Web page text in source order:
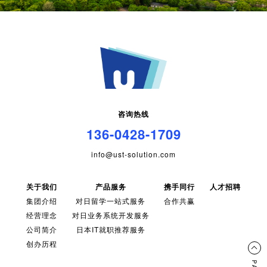
咨询热线
136-0428-1709
info@ust-solution.com
关于我们
集团介绍
经营理念
公司简介
创办历程
产品服务
对日留学一站式服务
对日业务系统开发服务
日本IT就职推荐服务
携手同行
合作共赢
人才招聘